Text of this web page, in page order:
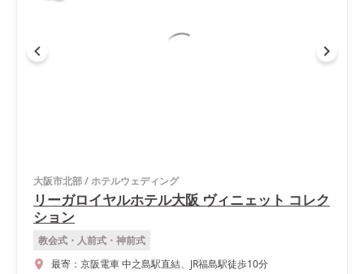
大阪市北部/ホテルウェディング
リーガロイヤルホテル大阪 ヴィニェット コレク
ション
教会式・人前式・神前式
最寄： 京阪電車 中之島駅直結、JR福島駅徒歩10分